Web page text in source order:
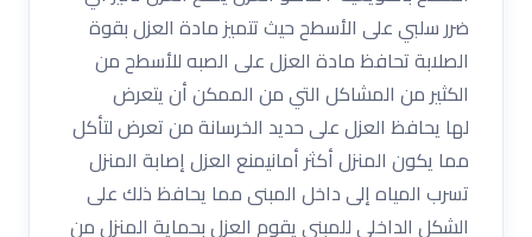
ضرر سلبي على الأسطح حيث تتميز مادة العزل بقوة
الصلابة تحافظ مادة العزل على الصبه للأسطح من
الكثير من المشاكل التي من الممكن أن يتعرض
لها يحافظ العزل على حديد الخرسانة من تعرض لتأكل
مما يكون المنزل أكثر أمانيمنع العزل إصابة المنزل
تسرب المياه إلى داخل المبنى مما يحافظ ذلك على
الشكل الداخلي للمبني يقوم العزل بحماية المنزل من